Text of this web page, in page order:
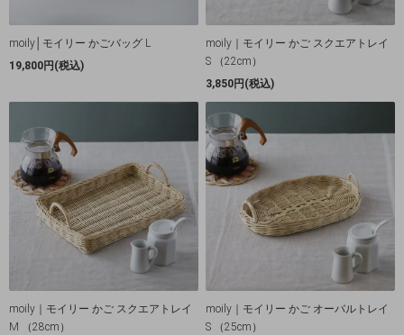
moily│モイリー かごバッグ L
19,800円(税込)
moily｜モイリー かご スクエアトレイ
S （22cm）
3,850円(税込)
moily｜モイリー かご スクエアトレイ
M （28cm）
moily｜モイリー かご オーバルトレイ
S （25cm）